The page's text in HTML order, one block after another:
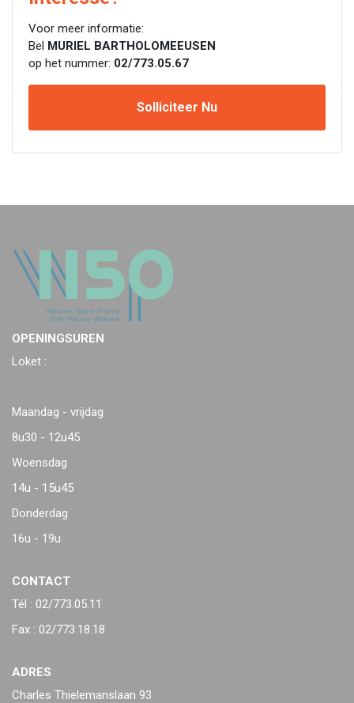
Voor meer informatie:
Bel MURIEL BARTHOLOMEEUSEN
op het nummer: 02/773.05.67
Solliciteer Nu
OPENINGSUREN
Loket :
Maandag - vrijdag
8u30 - 12u45
Woensdag
14u - 15u45
Donderdag
16u - 19u
CONTACT
Tél : 02/773.05.11
Fax : 02/773.18.18
ADRES
Charles Thielemanslaan 93